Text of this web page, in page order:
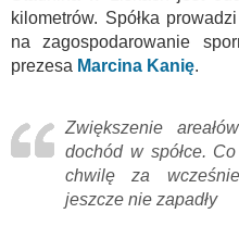
kilometrów. Spółka
na zagospodarowanie
prezesa Marcina Kanię.
Zwiększenie
dochód w spółce.
chwilę za
jeszcze nie zapadły